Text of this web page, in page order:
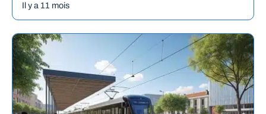
Il y a 11 mois